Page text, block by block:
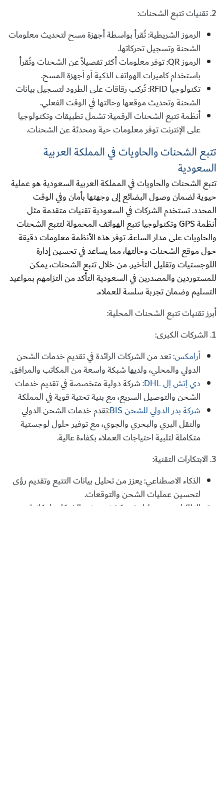
2. تقنيات تتبع الشحنات:
الرموز الشريطية:تُقرأ بواسطة أجهزة مسح لتحديث معلومات
الشحنة وتسجيل تحركاتها.
الرموز QR:
توفر معلومات أكثر تفصيلاً عن الشحنات وتُقرأ
باستخدام كاميرات الهواتف الذكية أو أجهزة المسح.
تكنولوجيا RFID:
تُركب رقاقات على الطرود لتسجيل بيانات
الشحنة وتحديث موقعها وحالتها في الوقت الفعلي.
أنظمة تتبع الشحنات الرقمية:تشمل تطبيقات وتكنولوجيا
على الإنترنت توفر معلومات حية ومحدثة عن الشحنات.
تتبع الشحنات والحاويات في المملكة العربية
السعودية
تتبع الشحنات والحاويات في المملكة العربية السعودية هو عملية
حيوية لضمان وصول البضائع إلى وجهتها بأمان وفي الوقت
المحدد. تستخدم الشركات في السعودية تقنيات متقدمة مثل
أنظمة GPS وتكنولوجيا تتبع الهواتف المحمولة لتتبع الشحنات
والحاويات على مدار الساعة. توفر هذه الأنظمة معلومات دقيقة
حول موقع الشحنات وحالتها، مما يساعد في تحسين إدارة
اللوجستيات وتقليل التأخير. من خلال تتبع الشحنات، يمكن
للمستوردين والمصدرين في السعودية التأكد من التزامهم بمواعيد
التسليم وضمان تجربة سلسة للعملاء.
أبرز تقنيات تتبع الشحنات المحلية:
1. الشركات الكبرى:
أرامكس:تعد من الشركات الرائدة في تقديم خدمات الشحن
الدولي والمحلي، ولديها شبكة واسعة من المكاتب والمرافق.
دي إتش إل DHL:
شركة دولية متخصصة في تقديم خدمات
الشحن والتوصيل السريع، مع بنية تحتية قوية في المملكة
شركة بدر الدولي للشحن BIS
:تقدم خدمات الشحن الدولي
والنقل البري والبحري والجوي، مع توفير حلول لوجستية
متكاملة لتلبية احتياجات العملاء بكفاءة عالية.
3. الابتكارات التقنية:
الذكاء الاصطناعي:يعزز من تحليل بيانات التتبع وتقديم رؤى
لتحسين عمليات الشحن والتوقعات.
الطائرات بدون طيار: تستكشف بعض الشركات إمكانية